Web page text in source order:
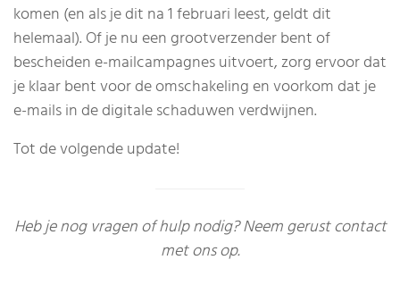
komen (en als je dit na 1 februari leest, geldt dit
helemaal). Of je nu een grootverzender bent of
bescheiden e-mailcampagnes uitvoert, zorg ervoor dat
je klaar bent voor de omschakeling en voorkom dat je
e-mails in de digitale schaduwen verdwijnen.
Tot de volgende update!
Heb je nog vragen of hulp nodig? Neem gerust contact
met ons op.